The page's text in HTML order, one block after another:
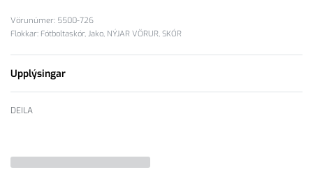
5500-726
Flokkar: Fótboltaskór, Jako, NÝJAR VÖRUR, SKÓR
Upplýsingar
DEILA